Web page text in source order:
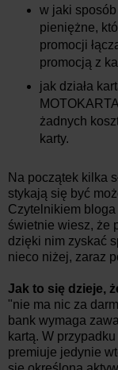
w jaki
pieniężne,
promocji
promocją z
jak działa
żadnych
karty.
Na początek kilka
stykają się być
Czytelnikiem
świetnie wiesz, że
dzięki nim zyskać
nieco niżej, zaraz
Jak to się dzieje,
"nie ma nic za
bank wymaga
kartą. W
premiuje jedynie